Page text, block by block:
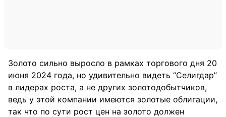
Золото сильно выросло в рамках торгового дня 20
июня 2024 года, но удивительно видеть “Селигдар”
в лидерах роста, а не других золотодобытчиков,
ведь у этой компании имеются золотые облигации,
так что по сути рост цен на золото должен